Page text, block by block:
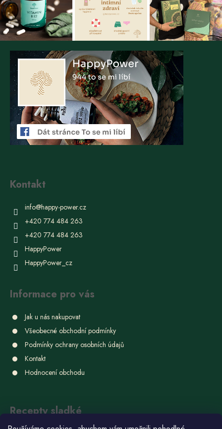
Kontakt
info@happy-power.cz
+420 774 484 263
+420 774 484 263
HappyPower
HappyPower_cz
Informace pro vás
Jak u nás nakupovat
Všeobecné obchodní podmínky
Podmínky ochrany osobních údajů
Kontakt
Hodnocení obchodu
Recepty sladké